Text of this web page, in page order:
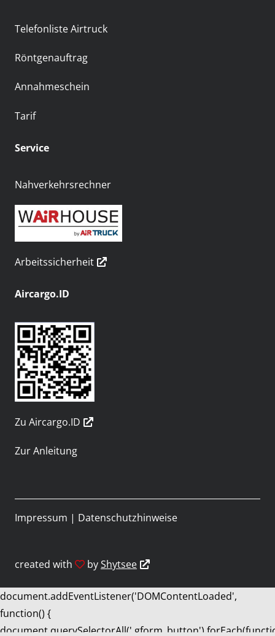
Telefonliste Airtruck
Röntgenauftrag
Annahmeschein
Tarif
Service
Nahverkehrsrechner
Arbeitssicherheit
Aircargo.ID
Zu Aircargo.ID
Zur Anleitung
created with byShytsee
Impressum | Datenschutzhinweise
document.addEventListener('DOMContentLoaded',
function() {